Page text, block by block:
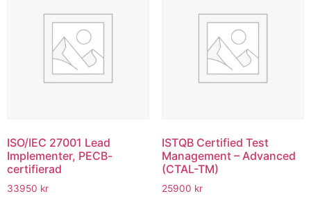
ISO/IEC 27001 Lead
Implementer, PECB-
certifierad
33950 kr
ISTQB Certified Test
Management – Advanced
(CTAL-TM)
25900 kr